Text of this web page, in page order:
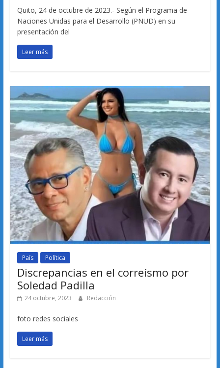
Quito, 24 de octubre de 2023.- Según el Programa de
Naciones Unidas para el Desarrollo (PNUD) en su
presentación del
Leer más
País Política
Discrepancias en el correísmo por
Soledad Padilla
24 octubre, 2023 Redacción
foto redes sociales
Leer más